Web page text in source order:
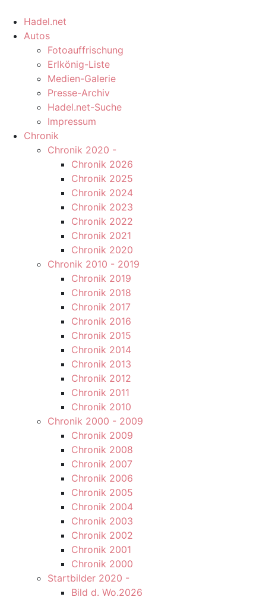
Hadel.net
Autos
Fotoauffrischung
Erlkönig-Liste
Medien-Galerie
Presse-Archiv
Hadel.net-Suche
Impressum
Chronik
Chronik 2020 -
Chronik 2026
Chronik 2025
Chronik 2024
Chronik 2023
Chronik 2022
Chronik 2021
Chronik 2020
Chronik 2010 - 2019
Chronik 2019
Chronik 2018
Chronik 2017
Chronik 2016
Chronik 2015
Chronik 2014
Chronik 2013
Chronik 2012
Chronik 2011
Chronik 2010
Chronik 2000 - 2009
Chronik 2009
Chronik 2008
Chronik 2007
Chronik 2006
Chronik 2005
Chronik 2004
Chronik 2003
Chronik 2002
Chronik 2001
Chronik 2000
Startbilder 2020 -
Bild d. Wo.2026